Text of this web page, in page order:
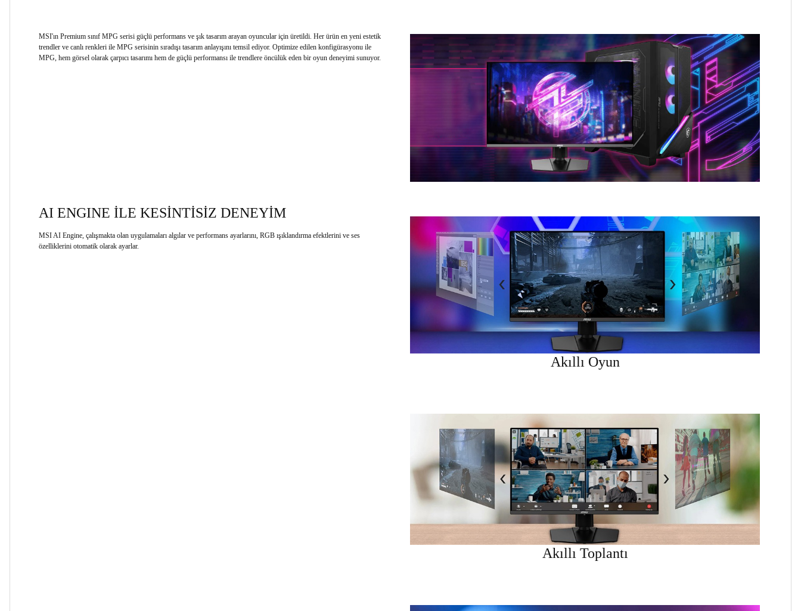
MSI'ın Premium sınıf MPG serisi güçlü performans ve şık tasarım arayan oyuncular için üretildi. Her ürün en yeni estetik
trendler ve canlı renkleri ile MPG serisinin sıradışı tasarım anlayışını temsil ediyor. Optimize edilen konfigürasyonu ile
MPG, hem görsel olarak çarpıcı tasarımı hem de güçlü performansı ile trendlere öncülük eden bir oyun deneyimi sunuyor.
AI ENGINE İLE KESİNTİSİZ DENEYİM
MSI AI Engine, çalışmakta olan uygulamaları algılar ve performans ayarlarını, RGB ışıklandırma efektlerini ve ses
özelliklerini otomatik olarak ayarlar.
Akıllı Oyun
Akıllı Toplantı